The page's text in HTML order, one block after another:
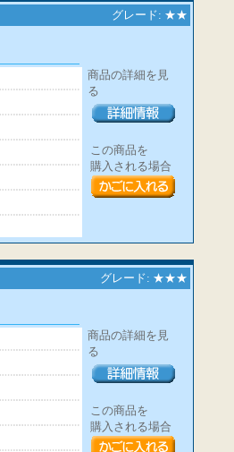
グレード: ★★
商品の詳細を見
る
この商品を
購入される場合
グレード: ★★★
商品の詳細を見
る
この商品を
購入される場合